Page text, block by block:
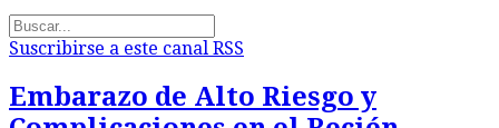
Suscribirse a este canal RSS
Embarazo de Alto Riesgo y